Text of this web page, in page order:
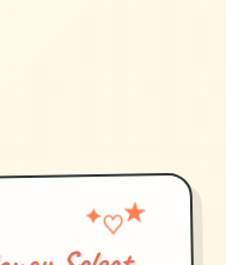
✦♡★